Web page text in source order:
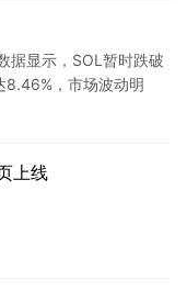
据显示，SOL暂时跌破
，市场波动明
上线